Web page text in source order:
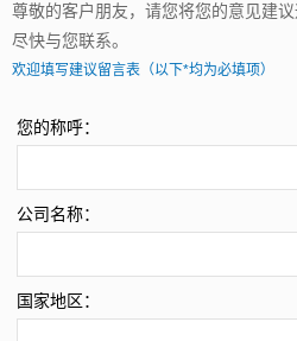
尊敬的客户朋友，请您将您的意见建
尽快与您联系。
欢迎填写建议留言表（以下*均为必填项）
您的称呼：
公司名称：
国家地区：